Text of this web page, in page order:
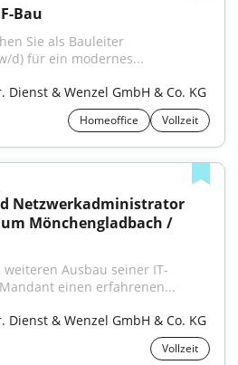
Bau
Sie als Bauleiter
d) für ein modernes...
Dienst & Wenzel GmbH & Co. KG
Homeoffice Vollzeit
Netzwerkadministrator
Mönchengladbach /
weiteren Ausbau seiner IT-
einen erfahrenen...
Dienst & Wenzel GmbH & Co. KG
Vollzeit